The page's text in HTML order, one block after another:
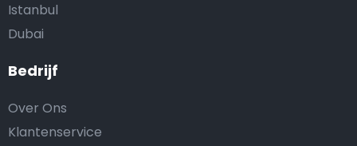
Bedrijf
Over Ons
Klantenservice
Istanbul
Dubai